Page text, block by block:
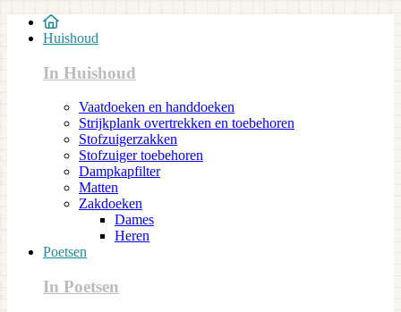
Huishoud
In Huishoud
Vaatdoeken en handdoeken
Strijkplank overtrekken en toebehoren
Stofzuigerzakken
Stofzuiger toebehoren
Dampkapfilter
Matten
Zakdoeken
Dames
Heren
Poetsen
In Poetsen